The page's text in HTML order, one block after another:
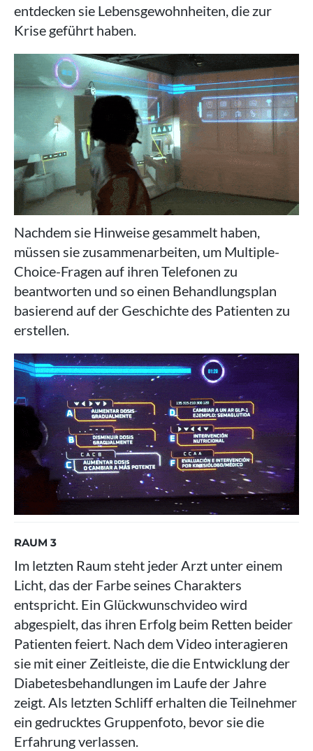
entdecken sie Lebensgewohnheiten, die zur
Krise geführt haben.
Nachdem sie Hinweise gesammelt haben,
müssen sie zusammenarbeiten, um Multiple-
Choice-Fragen auf ihren Telefonen zu
beantworten und so einen Behandlungsplan
basierend auf der Geschichte des Patienten zu
erstellen.
RAUM 3
Im letzten Raum steht jeder Arzt unter einem
Licht, das der Farbe seines Charakters
entspricht. Ein Glückwunschvideo wird
abgespielt, das ihren Erfolg beim Retten beider
Patienten feiert. Nach dem Video interagieren
sie mit einer Zeitleiste, die die Entwicklung der
Diabetesbehandlungen im Laufe der Jahre
zeigt. Als letzten Schliff erhalten die Teilnehmer
ein gedrucktes Gruppenfoto, bevor sie die
Erfahrung verlassen.